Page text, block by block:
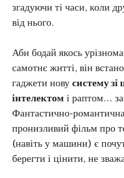
згадуючи ті часи, коли
від нього.
Аби бодай якось
самотнє житті, він
гаджети новусистему
інтелектом і раптом…
Фантастично-
пронизливий фільм про
(навіть у машини) є
берегти і цінити, не